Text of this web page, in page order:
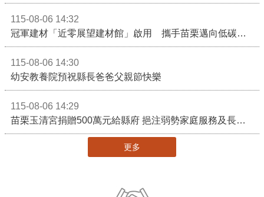
115-08-06 14:32
冠軍建材「近零展望建材館」啟用 攜手苗栗邁向低碳建築新未來
115-08-06 14:30
幼安教養院預祝縣長爸爸父親節快樂
115-08-06 14:29
苗栗玉清宮捐贈500萬元給縣府 挹注弱勢家庭服務及長照醫療資源
更多